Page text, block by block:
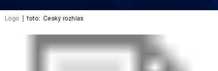
Logo foto: Český rozhlas